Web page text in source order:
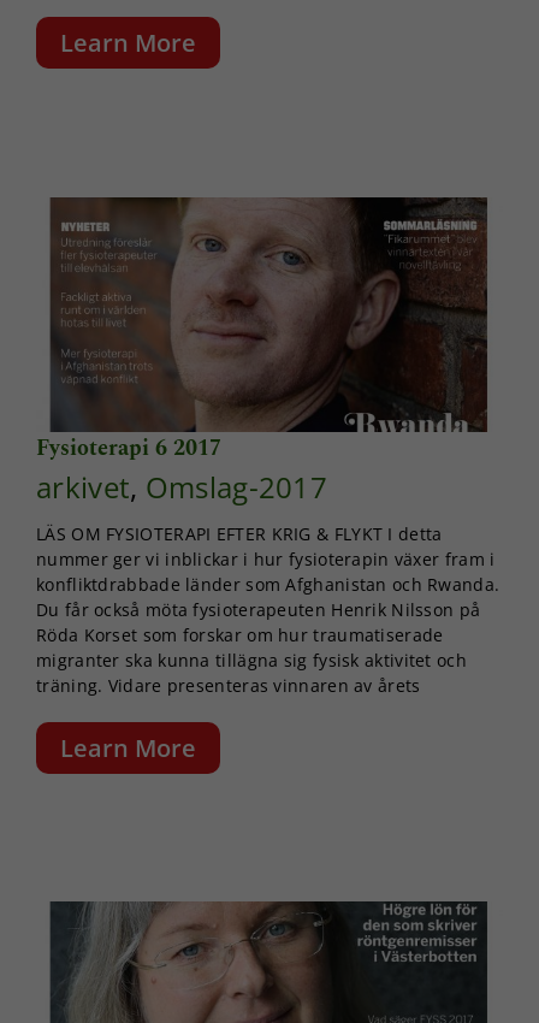
Learn More
Fysioterapi 6 2017
arkivet, Omslag-2017
LÄS OM FYSIOTERAPI EFTER KRIG & FLYKT I detta
nummer ger vi inblickar i hur fysioterapin växer fram i
konfliktdrabbade länder som Afghanistan och Rwanda.
Du får också möta fysioterapeuten Henrik Nilsson på
Röda Korset som forskar om hur traumatiserade
migranter ska kunna tillägna sig fysisk aktivitet och
träning. Vidare presenteras vinnaren av årets
Learn More